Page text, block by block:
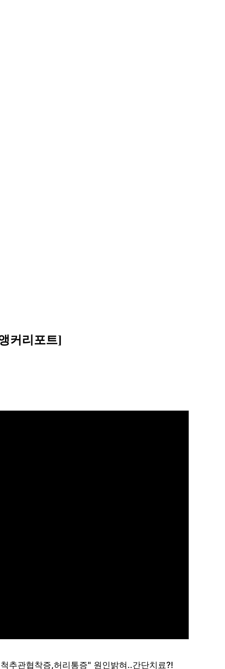
커리포트]